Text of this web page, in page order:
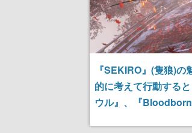
『SEKIRO』(隻狼)
的に考えて行動する
ウル』、『